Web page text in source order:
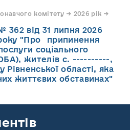
комітету → 2026 рік →
362 від 31 липня 2026
"Про припинення
соціального
жителів с. ----------,
Рівненської області, яка
життєвих обставинах"